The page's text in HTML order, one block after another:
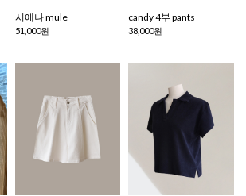
시에나 mule
51,000원
candy 4부 pants
38,000원